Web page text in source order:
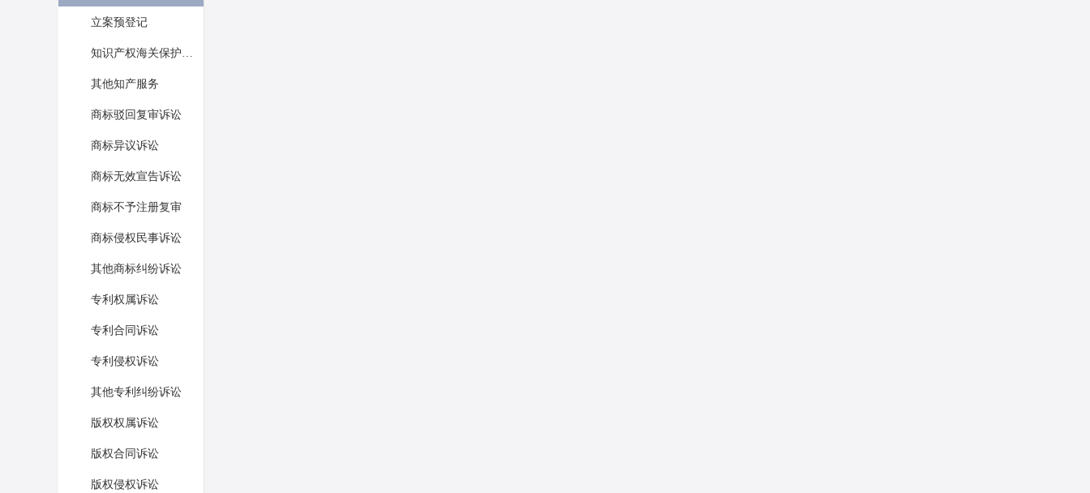
立案预登记
知识产权海关保护备案
其他知产服务
商标驳回复审诉讼
商标异议诉讼
商标无效宣告诉讼
商标不予注册复审
商标侵权民事诉讼
其他商标纠纷诉讼
专利权属诉讼
专利合同诉讼
专利侵权诉讼
其他专利纠纷诉讼
版权权属诉讼
版权合同诉讼
版权侵权诉讼